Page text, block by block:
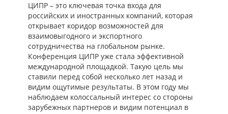
ЦИПР – это ключевая точка входа для
российских и иностранных компаний, которая
открывает коридор возможностей для
взаимовыгодного и экспортного
сотрудничества на глобальном рынке.
Конференция ЦИПР уже стала эффективной
международной площадкой. Такую цель мы
ставили перед собой несколько лет назад и
видим ощутимые результаты. В этом году мы
наблюдаем колоссальный интерес со стороны
зарубежных партнеров и видим потенциал в